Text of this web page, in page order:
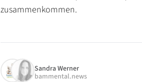
zusammenkommen.
Sandra Werner
bammental.news